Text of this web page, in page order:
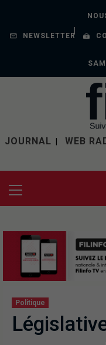
NEWSLETTER
JOURNAL WEB
Politique